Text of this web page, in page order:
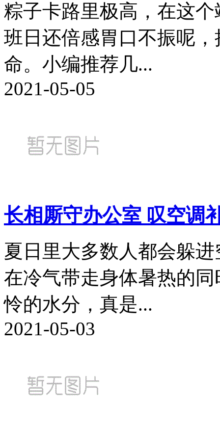
粽子卡路里极高，在这
班日还倍感胃口不振呢
命。小编推荐几...
2021-05-05
长相厮守办公室 叹空调
夏日里大多数人都会躲
在冷气带走身体暑热的
怜的水分，真是...
2021-05-03